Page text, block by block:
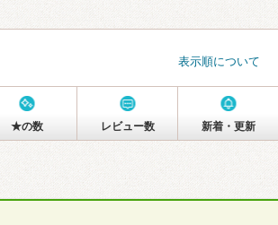
表示順について
★の数 レビュー数 新着・更新